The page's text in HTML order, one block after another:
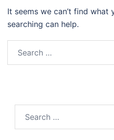
It seems we can’t find what
searching can help.